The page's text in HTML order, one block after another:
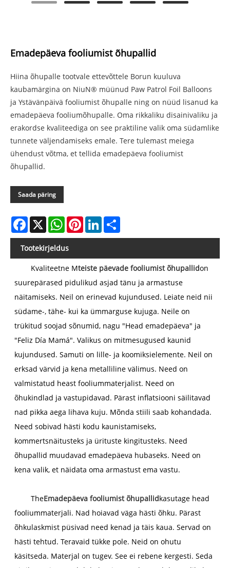
Emadepäeva fooliumist õhupallid
Hiina õhupalle tootvale ettevõttele Borun kuuluva
kaubamärgina on NiuN® müünud ​​Paw Patrol Foil Balloons
ja Ystävänpäivä fooliumist õhupalle ning on nüüd lisanud ka
emadepäeva fooliumõhupalle. Oma rikkaliku disainivaliku ja
erakordse kvaliteediga on see praktiline valik oma südamlike
tunnete väljendamiseks emale. Tere tulemast meiega
ühendust võtma, et tellida emadepäeva fooliumist
õhupallid.
Saada päring
Facebook
X WhatsAppPinterestLinkedIn
Tootekirjeldus
Kvaliteetne Mteiste päevade fooliumist õhupallidon
suurepärased pidulikud asjad tänu ja armastuse
näitamiseks. Neil on erinevad kujundused. Leiate neid nii
südame-, tähe- kui ka ümmarguse kujuga. Neile on
trükitud soojad sõnumid, nagu "Head emadepäeva" ja
"Feliz Día Mamá". Valikus on mitmesugused kaunid
kujundused. Samuti on lille- ja koomiksielemente. Neil on
erksad värvid ja kena metalliline välimus. Need on
valmistatud heast fooliummaterjalist. Need on
õhukindlad ja vastupidavad. Pärast inflatsiooni säilitavad
nad pikka aega lihava kuju. Mõnda stiili saab kohandada.
Need sobivad hästi kodu kaunistamiseks,
kommertsnäitusteks ja ürituste kingitusteks. Need
õhupallid muudavad emadepäeva hubaseks. Need on
kena valik, et näidata oma armastust ema vastu.
TheEmadepäeva fooliumist õhupallidkasutage head
fooliummaterjali. Nad hoiavad väga hästi õhku. Pärast
õhkulaskmist püsivad need kenad ja täis kaua. Servad on
hästi tehtud. Teravaid tükke pole. Neid on ohutu
käsitseda. Materjal on tugev. See ei rebene kergesti. Seda